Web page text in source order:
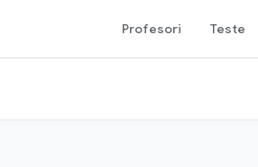
Profesori Teste